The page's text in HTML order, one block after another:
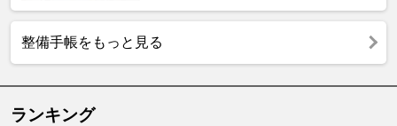
整備手帳をもっと見る
ランキング